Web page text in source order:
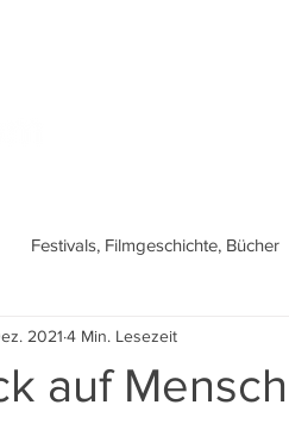
Festivals, Filmgeschichte, Bücher
auf
2021 4 Min. Lesezeit